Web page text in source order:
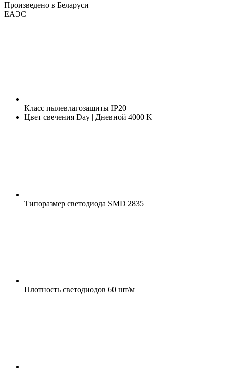
Произведено в Беларуси
ЕАЭС
Класс пылевлагозащиты IP20
Цвет свечения Day | Дневной 4000 K
Типоразмер светодиода SMD 2835
Плотность светодиодов 60 шт/м